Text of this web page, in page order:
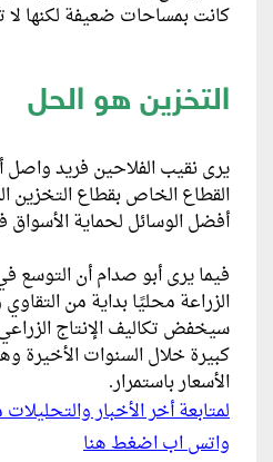
كانت بمساحات ضعيفة لكنها
التخزين هو الحل
يرى نقيب الفلاحين فريد
القطاع الخاص بقطاع التخزين
أفضل الوسائل لحماية
فيما يرى أبو صدام أن التوسع
الزراعة محليًا بداية من
سيخفض تكاليف الإنتاج
كبيرة خلال السنوات الأخيرة
الأسعار باستمرار.
لمتابعة أخر الأخبار
واتس اب اضغط هنا